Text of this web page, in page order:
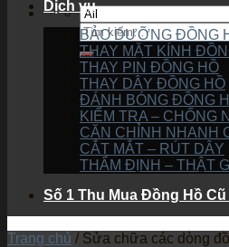
Dịch vụ
BẢO DƯỠNG ĐỒNG
THAY MẶT KÍNH
THAY PIN ĐỒNG HỒ
THAY DÂY ĐỒNG HỒ
ĐÁNH BÓNG ĐỒNG
KIỂM TRA – CHỐNG
CĂN CHỈNH NHANH
CẮT MẮT – RÚT DÂY
THẨM ĐỊNH – THẬT
Số 1 Thu Mua Đồng Hồ Cũ
Trang chủ / Sửa chữa các dòng